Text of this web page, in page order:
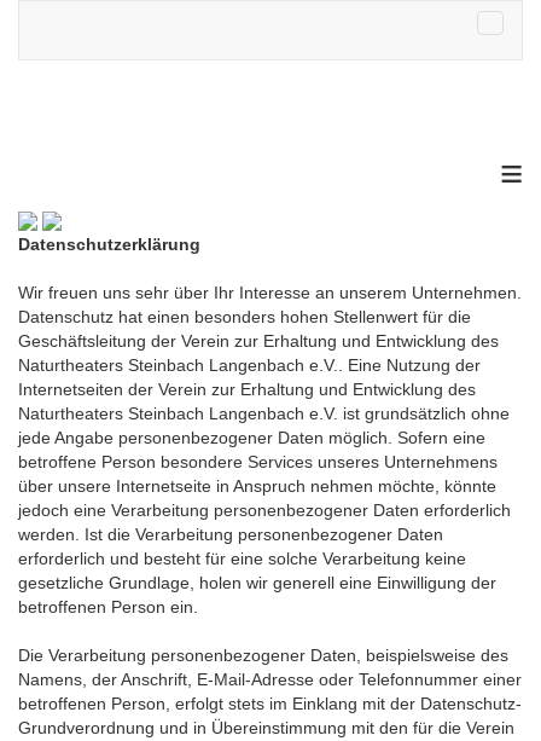
≡
Datenschutzerklärung
Wir freuen uns sehr über Ihr Interesse an unserem Unternehmen.
Datenschutz hat einen besonders hohen Stellenwert für die
Geschäftsleitung der Verein zur Erhaltung und Entwicklung des
Naturtheaters Steinbach Langenbach e.V.. Eine Nutzung der
Internetseiten der Verein zur Erhaltung und Entwicklung des
Naturtheaters Steinbach Langenbach e.V. ist grundsätzlich ohne
jede Angabe personenbezogener Daten möglich. Sofern eine
betroffene Person besondere Services unseres Unternehmens
über unsere Internetseite in Anspruch nehmen möchte, könnte
jedoch eine Verarbeitung personenbezogener Daten erforderlich
werden. Ist die Verarbeitung personenbezogener Daten
erforderlich und besteht für eine solche Verarbeitung keine
gesetzliche Grundlage, holen wir generell eine Einwilligung der
betroffenen Person ein.
Die Verarbeitung personenbezogener Daten, beispielsweise des
Namens, der Anschrift, E-Mail-Adresse oder Telefonnummer einer
betroffenen Person, erfolgt stets im Einklang mit der Datenschutz-
Grundverordnung und in Übereinstimmung mit den für die Verein